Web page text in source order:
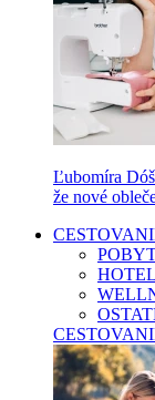
Ľubomíra
že nové